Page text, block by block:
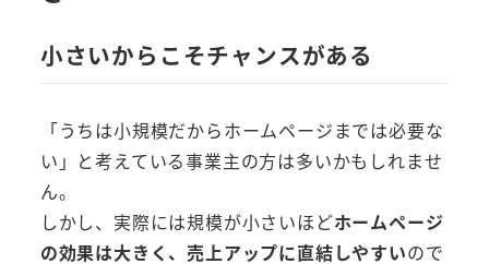
小さいからこそチャンスがある
「うちは小規模だからホームページまでは必要な
い」と考えている事業主の方は多いかもしれませ
ん。
しかし、実際には規模が小さいほどホームページ
の効果は大きく、売上アップに直結しやすいので